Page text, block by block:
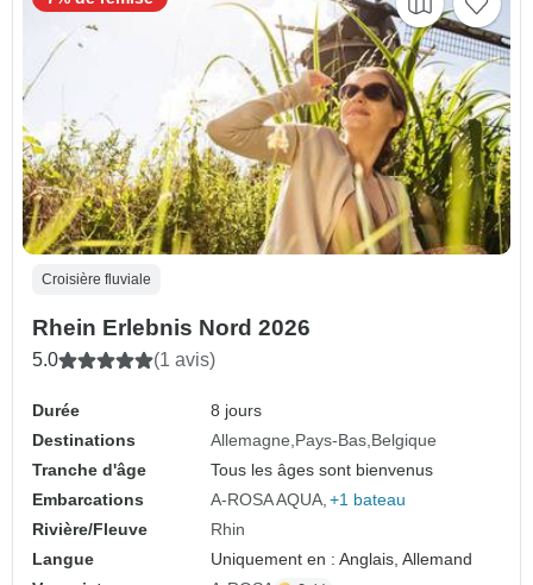
Croisière fluviale
Rhein Erlebnis Nord 2026
5.0 (1 avis)
Durée
8 jours
Destinations
Allemagne Pays-Bas Belgique
Tranche d'âge
Tous les âges sont bienvenus
Embarcations
A-ROSA AQUA +1 bateau
Rivière/Fleuve
Rhin
Langue
Uniquement en : Anglais, Allemand